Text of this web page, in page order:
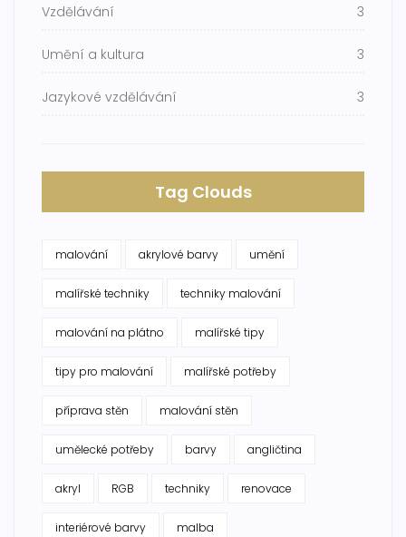
Vzdělávání 3
Umění a kultura 3
Jazykové vzdělávání 3
Tag Clouds
malování akrylové barvy umění
malířské techniky techniky malování
malování na plátno malířské tipy
tipy pro malování malířské potřeby
příprava stěn malování stěn
umělecké potřeby barvy angličtina
akryl RGB techniky renovace
interiérové barvy malba